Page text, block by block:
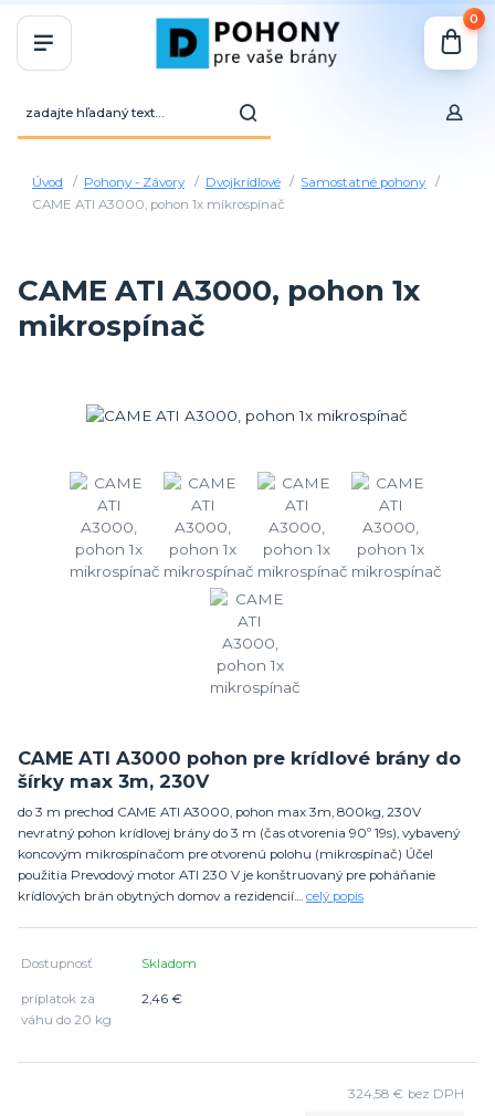
0
Úvod Pohony - Závory Dvojkrídlové
Samostatné pohony
CAME ATI A3000, pohon 1x mikrospínač
CAME ATI A3000, pohon 1x
mikrospínač
CAME ATI A3000 pohon pre krídlové brány do
šírky max 3m, 230V
do 3 m prechod CAME ATI A3000, pohon max 3m, 800kg, 230V
nevratný pohon krídlovej brány do 3 m (čas otvorenia 90º 19s), vybavený
koncovým mikrospínačom pre otvorenú polohu (mikrospínač) Účel
použitia Prevodový motor ATI 230 V je konštruovaný pre poháňanie
krídlových brán obytných domov a rezidencií.... celý popis
Dostupnosť Skladom
príplatok za
váhu do 20 kg
2,46 €
324,58 € bez DPH